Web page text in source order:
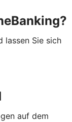
lassen Sie sich
auf dem